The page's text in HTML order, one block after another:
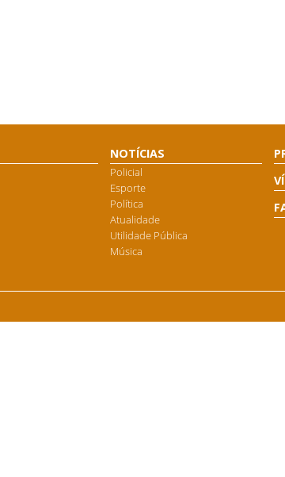
NOTÍCIAS
Policial
Esporte
Política
Atualidade
Utilidade Pública
Música